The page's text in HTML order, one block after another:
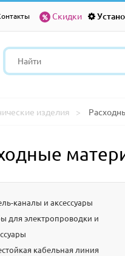
Скидки
изделия
каналы и аксессуары
для электропроводки и
кабельная линия